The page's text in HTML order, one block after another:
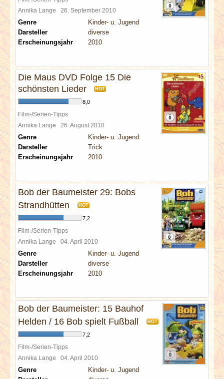
Annika Lange 26. September 2010
Genre
Kinder- u. Jugend
Darsteller
diverse
Erscheinungsjahr
2010
Die Maus DVD Folge 15 Die
schönsten Lieder
HOT
8,0
Film-/Serien-Tipps
Annika Lange 26. August 2010
Genre
Kinder- u. Jugend
Darsteller
Trick
Erscheinungsjahr
2010
Bob der Baumeister 29: Bobs
Strandhütten
HOT
7,2
Film-/Serien-Tipps
Annika Lange 04. April 2010
Genre
Kinder- u. Jugend
Darsteller
diverse
Erscheinungsjahr
2010
Bob der Baumeister: 15 Bauhof
Helden / 16 Bob spielt Fußball
HOT
7,2
Film-/Serien-Tipps
Annika Lange 04. April 2010
Genre
Kinder- u. Jugend